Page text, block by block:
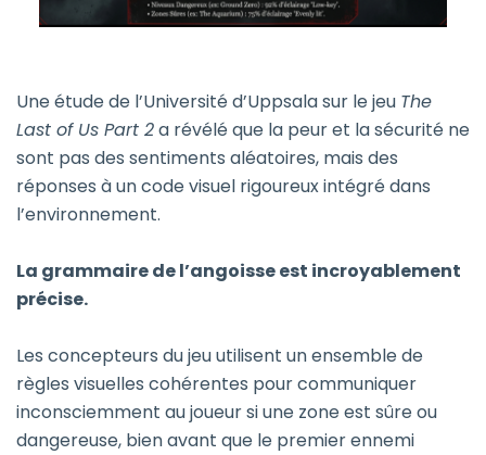
Une étude de l’Université d’Uppsala sur le jeu The
Last of Us Part 2a révélé que la peur et la sécurité ne
sont pas des sentiments aléatoires, mais des
réponses à un code visuel rigoureux intégré dans
l’environnement.
La grammaire de l’angoisse est incroyablement
précise.
Les concepteurs du jeu utilisent un ensemble de
règles visuelles cohérentes pour communiquer
inconsciemment au joueur si une zone est sûre ou
dangereuse, bien avant que le premier ennemi